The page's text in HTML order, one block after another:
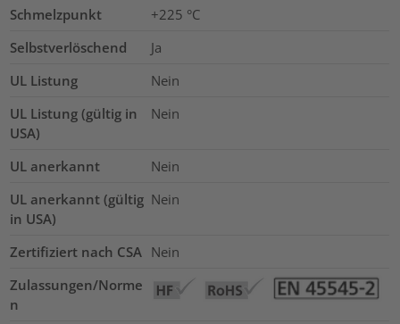
Schmelzpunkt
+225 °C
Selbstverlöschend
Ja
UL Listung
Nein
UL Listung (gültig in
USA)
Nein
UL anerkannt
Nein
UL anerkannt (gültig
in USA)
Nein
Zertifiziert nach CSA Nein
Zulassungen/Norme
n